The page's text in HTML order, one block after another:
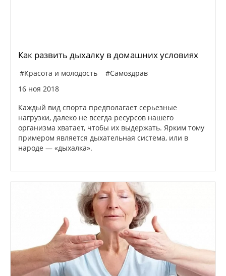
Как развить дыхалку в домашних условиях
#Красота и молодость
#Самоздрав
16 ноя 2018
Каждый вид спорта предполагает серьезные
нагрузки, далеко не всегда ресурсов нашего
организма хватает, чтобы их выдержать. Ярким тому
примером является дыхательная система, или в
народе — «дыхалка».